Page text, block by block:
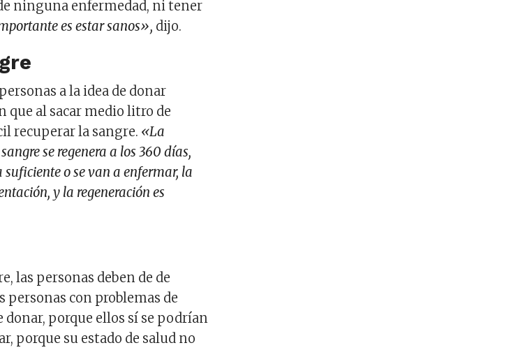
ninguna enfermedad, ni tener
es estar sanos», dijo.
a la idea de donar
que al sacar medio litro de
recuperar la sangre. «La
se regenera a los 360 días,
o se van a enfermar, la
y la regeneración es
las personas deben de de
personas con problemas de
donar, porque ellos sí se podrían
porque su estado de salud no